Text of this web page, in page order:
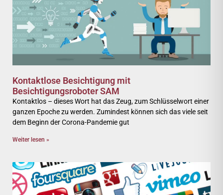
Kontaktlose Besichtigung mit
Besichtigungsroboter SAM
Kontaktlos – dieses Wort hat das Zeug, zum Schlüsselwort einer
ganzen Epoche zu werden. Zumindest können sich das viele seit
dem Beginn der Corona-Pandemie gut
Weiter lesen »